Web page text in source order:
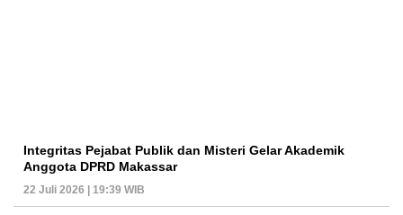
Integritas Pejabat Publik dan Misteri Gelar Akademik
Anggota DPRD Makassar
22 Juli 2026 | 19:39 WIB